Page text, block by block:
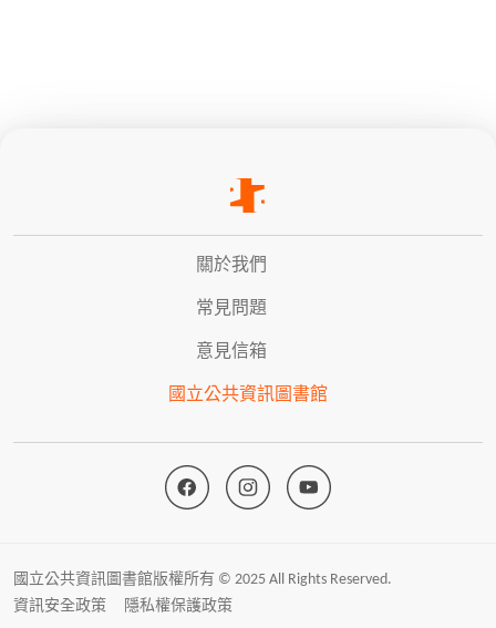
關於我們
常見問題
意見信箱
國立公共資訊圖書館
國立公共資訊圖書館版權所有 © 2025 All Rights Reserved.
資訊安全政策
隱私權保護政策